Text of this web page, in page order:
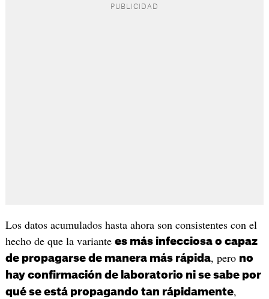
Los datos acumulados hasta ahora son consistentes con el
hecho de que la variante es más infecciosa o capaz
de propagarse de manera más rápida, pero no
hay confirmación de laboratorio ni se sabe por
qué se está propagando tan rápidamente,